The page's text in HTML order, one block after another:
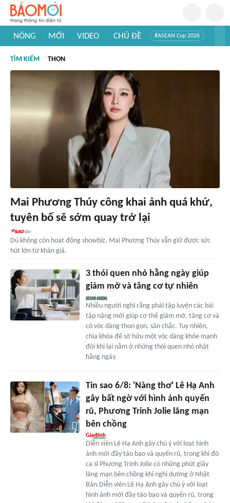
NÓNG MỚI VIDEO CHỦ ĐỀ #ASEAN Cup 2026
#Khám phá thế giới
TÌM KIẾM THON
Mai Phương Thúy công khai ảnh quá khứ,
tuyên bố sẽ sớm quay trở lại
Dù không còn hoạt động showbiz, Mai Phương Thúy vẫn giữ được sức
hút lớn từ khán giả.
3 thói quen nhỏ hằng ngày giúp
giảm mỡ và tăng cơ tự nhiên
Nhiều người nghĩ rằng phải tập luyện các bài
tập nặng mới giúp cơ thể giảm mỡ, tăng cơ và
có vóc dáng thon gọn, săn chắc. Tuy nhiên,
chìa khóa để sở hữu một vóc dáng khỏe mạnh
đôi khi lại nằm ở những thói quen nhỏ nhặt
hằng ngày.
Tin sao 6/8: 'Nàng thơ' Lê Hạ Anh
gây bất ngờ với hình ảnh quyến
rũ, Phương Trinh Jolie lãng mạn
bên chồng
Diễn viên Lê Hạ Anh gây chú ý với loạt hình
ảnh mới đầy táo bạo và quyến rũ, trong khi đó
ca sĩ Phương Trinh Jolie có những phút giây
lãng mạn bên chồng khi nghỉ dưỡng ở Nhật
Bản.Diễn viên Lê Hạ Anh gây chú ý với loạt
hình ảnh mới đầy táo bạo và quyến rũ, trong